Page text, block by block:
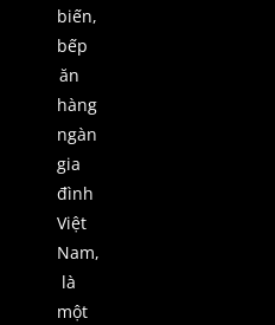
biến,
bếp
ăn
hàng
ngàn
gia
đình
Việt
Nam,
là
một